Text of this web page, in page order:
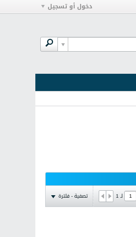
دخول أو تسجيل
لـ1 تصفية - فلترة